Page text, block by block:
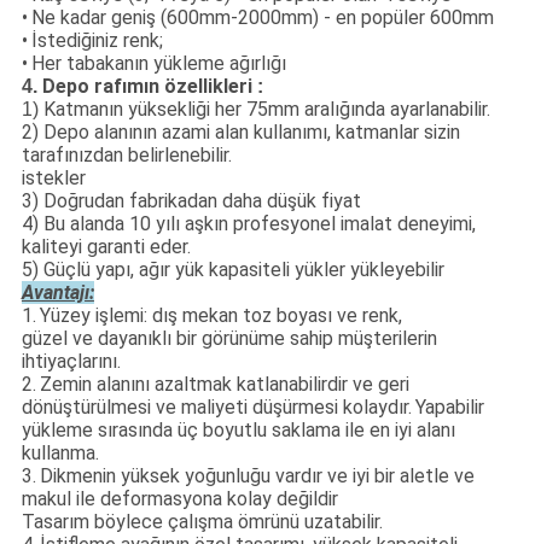
• Ne kadar geniş (600mm-2000mm) - en popüler 600mm
• İstediğiniz renk;
• Her tabakanın yükleme ağırlığı
4. Depo rafımın özellikleri :
1) Katmanın yüksekliği her 75mm aralığında ayarlanabilir.
2) Depo alanının azami alan kullanımı, katmanlar sizin
tarafınızdan belirlenebilir.
istekler
3) Doğrudan fabrikadan daha düşük fiyat
4) Bu alanda 10 yılı aşkın profesyonel imalat deneyimi,
kaliteyi garanti eder.
5) Güçlü yapı, ağır yük kapasiteli yükler yükleyebilir
Avantajı:
1. Yüzey işlemi: dış mekan toz boyası ve renk,
güzel ve dayanıklı bir görünüme sahip müşterilerin
ihtiyaçlarını.
2. Zemin alanını azaltmak katlanabilirdir ve geri
dönüştürülmesi ve maliyeti düşürmesi kolaydır. Yapabilir
yükleme sırasında üç boyutlu saklama ile en iyi alanı
kullanma.
3. Dikmenin yüksek yoğunluğu vardır ve iyi bir aletle ve
makul ile deformasyona kolay değildir
Tasarım böylece çalışma ömrünü uzatabilir.